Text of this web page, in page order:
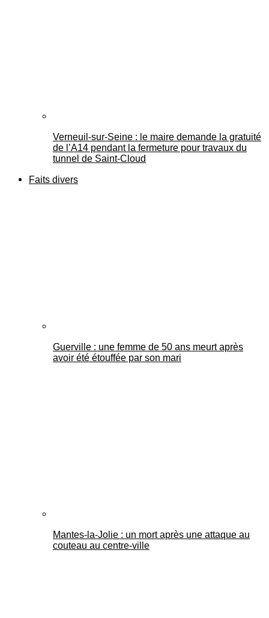
Verneuil-sur-Seine : le maire demande la gratuité
de l’A14 pendant la fermeture pour travaux du
tunnel de Saint-Cloud
Faits divers
Guerville : une femme de 50 ans meurt après
avoir été étouffée par son mari
Mantes-la-Jolie : un mort après une attaque au
couteau au centre-ville